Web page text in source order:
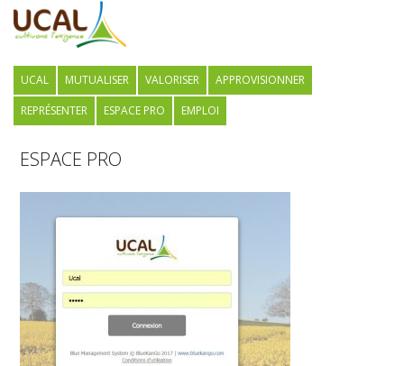
UCAL MUTUALISER VALORISER
APPROVISIONNER
REPRÉSENTER
ESPACE PRO EMPLOI
ESPACE PRO